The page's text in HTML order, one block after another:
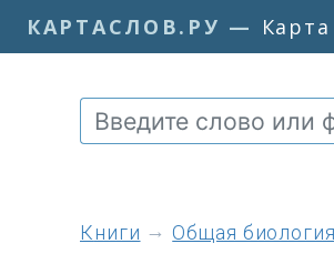
КАРТАСЛОВ.РУ —
книги Общая биология